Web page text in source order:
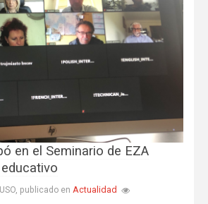
en el Seminario de EZA
publicado en Actualidad